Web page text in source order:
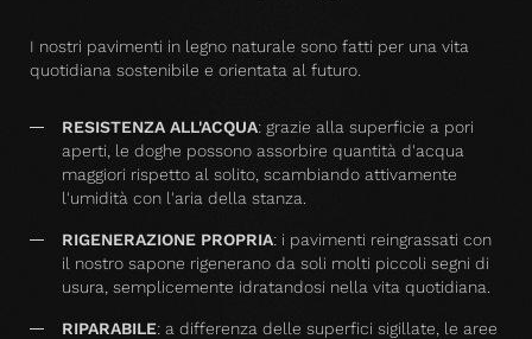
I nostri pavimenti in legno naturale sono fatti per una vita
quotidiana sostenibile e orientata al futuro.
RESISTENZA ALL'ACQUA: grazie alla superficie a pori
aperti, le doghe possono assorbire quantità d'acqua
maggiori rispetto al solito, scambiando attivamente
l'umidità con l'aria della stanza.
RIGENERAZIONE PROPRIA: i pavimenti reingrassati con
il nostro sapone rigenerano da soli molti piccoli segni di
usura, semplicemente idratandosi nella vita quotidiana.
RIPARABILE: a differenza delle superfici sigillate, le aree